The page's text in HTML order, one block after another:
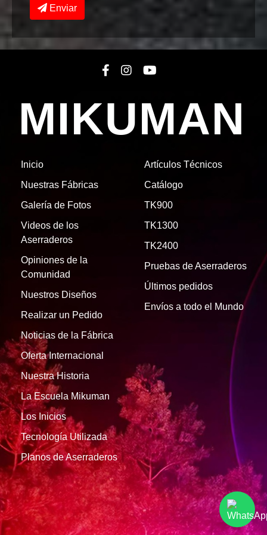
Enviar
MIKUMAN
Inicio
Nuestras Fábricas
Galería de Fotos
Videos de los
Aserraderos
Opiniones de la
Comunidad
Nuestros Diseños
Realizar un Pedido
Noticias de la Fábrica
Artículos Técnicos
Catálogo
TK900
TK1300
TK2400
Pruebas de Aserraderos
Últimos pedidos
Envíos a todo el Mundo
Oferta Internacional
Nuestra Historia
La Escuela Mikuman
Los Inicios
Tecnología Utilizada
Planos de Aserraderos
1